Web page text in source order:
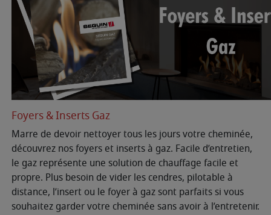
Foyers & Inserts Gaz
Marre de devoir nettoyer tous les jours votre cheminée,
découvrez nos foyers et inserts à gaz. Facile d’entretien,
le gaz représente une solution de chauffage facile et
propre. Plus besoin de vider les cendres, pilotable à
distance, l’insert ou le foyer à gaz sont parfaits si vous
souhaitez garder votre cheminée sans avoir à l’entretenir.